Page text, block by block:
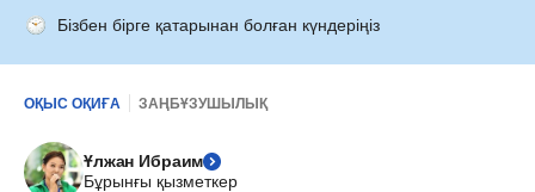
Бізбен бірге қатарынан болған күндеріңіз
ОҚЫС ОҚИҒА ЗАҢБҰЗУШЫЛЫҚ
Ұлжан Ибраим
Бұрынғы қызметкер